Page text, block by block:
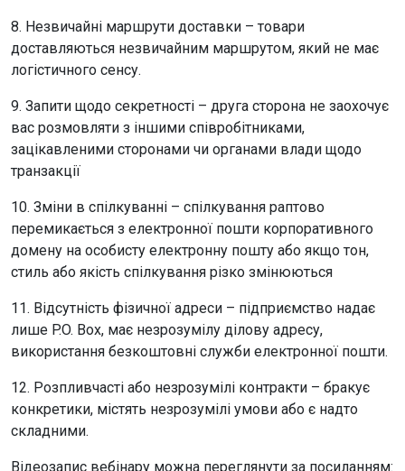
8. Незвичайні маршрути доставки – товари
доставляються незвичайним маршрутом, який не має
логістичного сенсу.
9. Запити щодо секретності – друга сторона не заохочує
вас розмовляти з іншими співробітниками,
зацікавленими сторонами чи органами влади щодо
транзакції
10. Зміни в спілкуванні – спілкування раптово
перемикається з електронної пошти корпоративного
домену на особисту електронну пошту або якщо тон,
стиль або якість спілкування різко змінюються
11. Відсутність фізичної адреси – підприємство надає
лише P.O. Box, має незрозумілу ділову адресу,
використання безкоштовні служби електронної пошти.
12. Розпливчасті або незрозумілі контракти – бракує
конкретики, містять незрозумілі умови або є надто
складними.
Відеозапис вебінару можна переглянути за посиланням: